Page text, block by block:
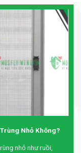
Nhỏ Không?
nhỏ như ruồi,